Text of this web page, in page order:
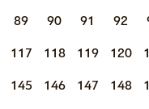
89 90 91 92
117 118 119 120
145 146 147 148